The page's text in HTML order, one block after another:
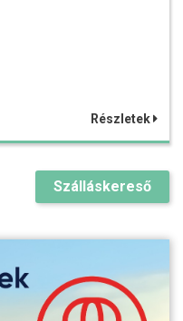
Részletek
Szálláskereső